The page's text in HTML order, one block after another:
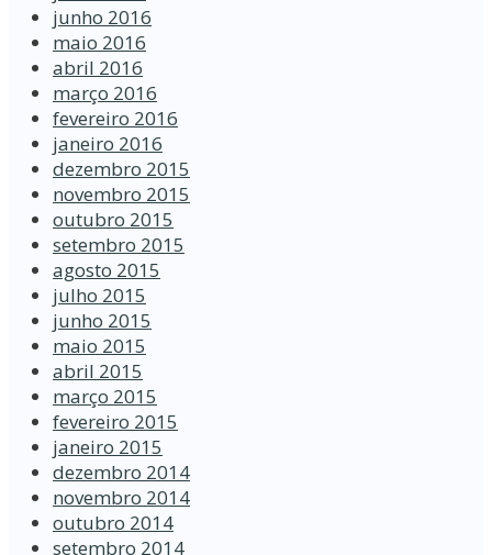
junho 2016
maio 2016
abril 2016
março 2016
fevereiro 2016
janeiro 2016
dezembro 2015
novembro 2015
outubro 2015
setembro 2015
agosto 2015
julho 2015
junho 2015
maio 2015
abril 2015
março 2015
fevereiro 2015
janeiro 2015
dezembro 2014
novembro 2014
outubro 2014
setembro 2014